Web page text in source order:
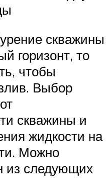
скважины
горизонт, то
чтобы
Выбор
скважины и
жидкости на
Можно
из следующих